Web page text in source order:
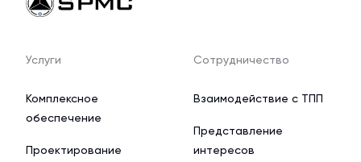
Услуги
Комплексное
обеспечение
Проектирование
Сотрудничество
Взаимодействие с ТПП
Представление
интересов